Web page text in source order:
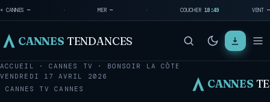
☀ CANNES — · MER— · COUCHER18:49 VENT —
CANNES TENDANCES
CANNES
ACCUEIL · CANNES TV · BONSOIR LA CÔTE D’AZUR DU
VENDREDI 17 AVRIL 2026
CANNES TV
CANNES